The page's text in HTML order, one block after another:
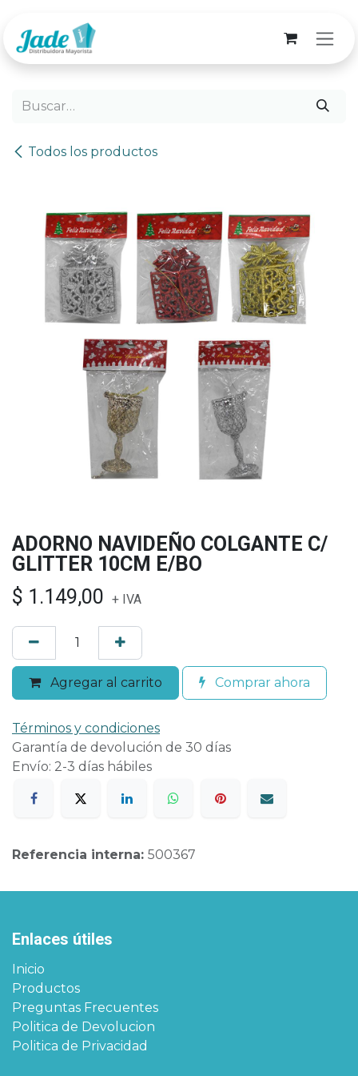
Todos los productos
ADORNO NAVIDEÑO COLGANTE C/
GLITTER 10CM E/BO
$ 1.149,00 + IVA
Agregar al carrito Comprar ahora
Términos y condiciones
Garantía de devolución de 30 días
Envío: 2-3 días hábiles
Referencia interna: 500367
Enlaces útiles
Inicio
Productos
Preguntas Frecuentes
Politica de Devolucion
Politica de Privacidad